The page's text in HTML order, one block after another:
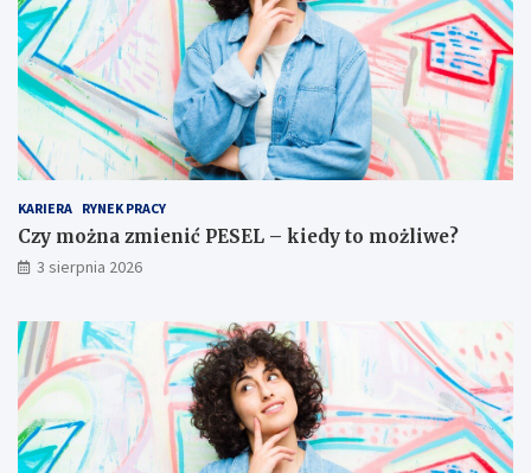
KARIERA RYNEK PRACY
Czy można zmienić PESEL – kiedy to możliwe?
3 sierpnia 2026